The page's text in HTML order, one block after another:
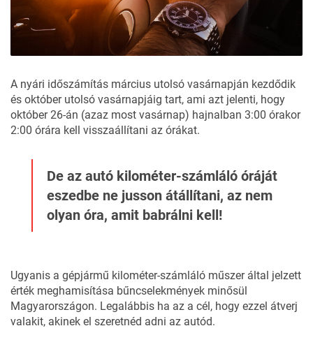
A nyári időszámítás március utolsó vasárnapján kezdődik
és október utolsó vasárnapjáig tart, ami azt jelenti, hogy
október 26-án (azaz most vasárnap) hajnalban 3:00 órakor
2:00 órára kell visszaállítani az órákat.
De az autó kilométer-számláló óráját
eszedbe ne jusson átállítani, az nem
olyan óra, amit babrálni kell!
Ugyanis a gépjármű kilométer-számláló műszer által jelzett
érték meghamisítása bűncselekmények minősül
Magyarországon. Legalábbis ha az a cél, hogy ezzel átverj
valakit, akinek el szeretnéd adni az autód.